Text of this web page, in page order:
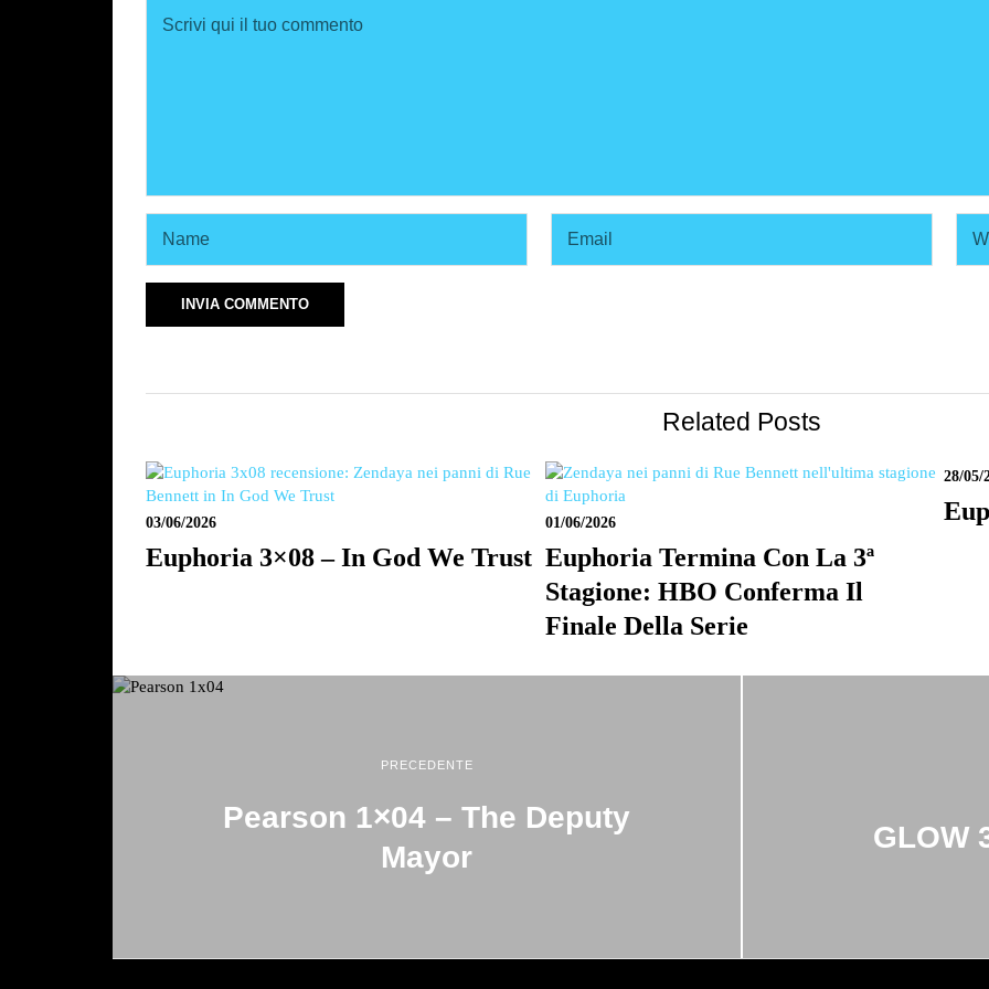
Related Posts
03/06/2026
Euphoria 3×08 – In God We Trust
01/06/2026
Euphoria Termina Con La 3ª
Stagione: HBO Conferma Il
Finale Della Serie
28/05/
PRECEDENTE
Pearson 1×04 – The Deputy
Mayor
GLOW